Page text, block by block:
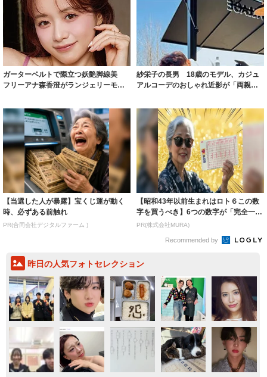
ガーターベルトで際立つ妖艶脚線美
フリーアナ森香澄がランジェリーモデ
紗栄子の長男 18歳のモデル、カジュ
アルコーデのおしゃれ近影が「両親の
【当選した人が暴露】宝くじ運が動く
時、必ずある前触れ
PR(合同会社デジタルファーム )
【昭和43年以前生まれはロト６この数
字を買うべき】6つの数字が「完全一
致」する方...
PR(株式会社MURA)
Recommended by
昨日の人気フォトセレクション